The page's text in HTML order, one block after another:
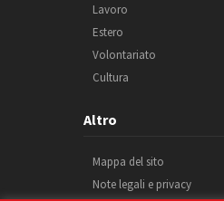
Lavoro
Estero
Volontariato
Cultura
Altro
Mappa del sito
Note legali e privacy